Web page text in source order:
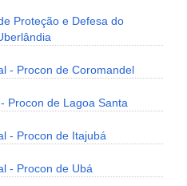
Proteção e Defesa do
- Procon de Coromandel
Procon de Lagoa Santa
- Procon de Itajubá
- Procon de Ubá